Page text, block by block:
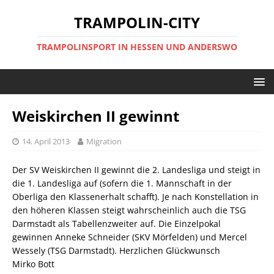
TRAMPOLIN-CITY
TRAMPOLINSPORT IN HESSEN UND ANDERSWO
Weiskirchen II gewinnt
14. April 2013 Migration
Der SV Weiskirchen II gewinnt die 2. Landesliga und steigt in
die 1. Landesliga auf (sofern die 1. Mannschaft in der
Oberliga den Klassenerhalt schafft). Je nach Konstellation in
den höheren Klassen steigt wahrscheinlich auch die TSG
Darmstadt als Tabellenzweiter auf. Die Einzelpokal
gewinnen Anneke Schneider (SKV Mörfelden) und Mercel
Wessely (TSG Darmstadt). Herzlichen Glückwunsch
Mirko Bott